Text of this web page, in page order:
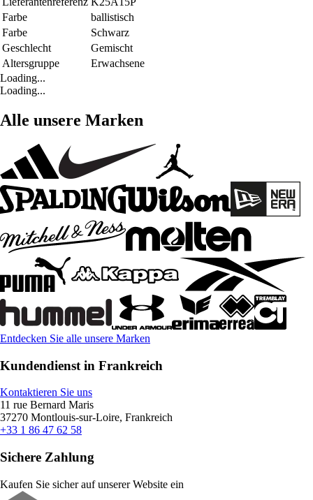
Farbe
ballistisch
Farbe
Schwarz
Geschlecht
Gemischt
Altersgruppe
Erwachsene
Loading...
Loading...
Alle unsere Marken
Entdecken Sie alle unsere Marken
Kundendienst in Frankreich
Kontaktieren Sie uns
11 rue Bernard Maris
37270 Montlouis-sur-Loire, Frankreich
+33 1 86 47 62 58
Sichere Zahlung
Kaufen Sie sicher auf unserer Website ein